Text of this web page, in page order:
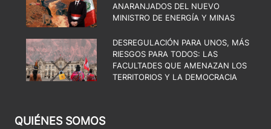
ANARANJADOS DEL NUEVO
MINISTRO DE ENERGÍA Y MINAS
DESREGULACIÓN PARA UNOS, MÁS
RIESGOS PARA TODOS: LAS
FACULTADES QUE AMENAZAN LOS
TERRITORIOS Y LA DEMOCRACIA
QUIÉNES SOMOS